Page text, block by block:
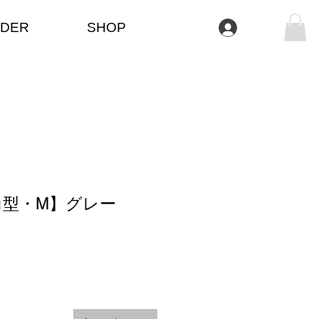
SHOP تسجيل الدخول
・M】グレー